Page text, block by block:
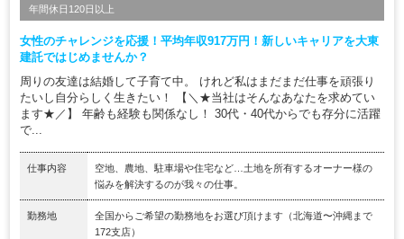
年間休日120日以上
女性のチャレンジを応援！平均年収917万円！新しいキャリアを大東
建託ではじめませんか？
周りの友達は結婚して子育て中。 けれど私はまだまだ仕事を頑張り
たいし自分らしく生きたい！ 【＼★当社はそんなあなたを求めてい
ます★／】 年齢も経験も関係なし！ 30代・40代からでも存分に活躍
で...
仕事内容
空地、農地、駐車場や住宅など…土地を所有するオーナー様の
悩みを解決するのが我々の仕事。
勤務地
全国からご希望の勤務地をお選び頂けます（北海道〜沖縄まで
172支店）